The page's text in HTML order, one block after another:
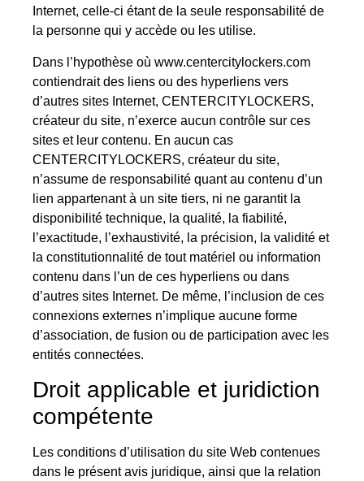
Internet, celle-ci étant de la seule responsabilité de
la personne qui y accède ou les utilise.
Dans l’hypothèse où www.centercitylockers.com
contiendrait des liens ou des hyperliens vers
d’autres sites Internet, CENTERCITYLOCKERS,
créateur du site, n’exerce aucun contrôle sur ces
sites et leur contenu. En aucun cas
CENTERCITYLOCKERS, créateur du site,
n’assume de responsabilité quant au contenu d’un
lien appartenant à un site tiers, ni ne garantit la
disponibilité technique, la qualité, la fiabilité,
l’exactitude, l’exhaustivité, la précision, la validité et
la constitutionnalité de tout matériel ou information
contenu dans l’un de ces hyperliens ou dans
d’autres sites Internet. De même, l’inclusion de ces
connexions externes n’implique aucune forme
d’association, de fusion ou de participation avec les
entités connectées.
Droit applicable et juridiction
compétente
Les conditions d’utilisation du site Web contenues
dans le présent avis juridique, ainsi que la relation